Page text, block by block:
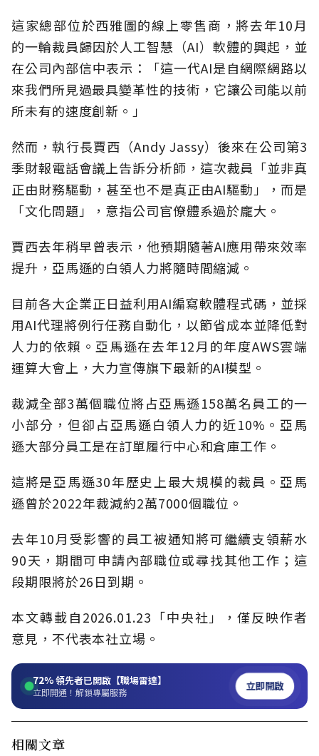
這家總部位於西雅圖的線上零售商，將去年10月
的一輪裁員歸因於人工智慧（AI）軟體的興起，並
在公司內部信中表示：「這一代AI是自網際網路以
來我們所見過最具變革性的技術，它讓公司能以前
所未有的速度創新。」
然而，執行長賈西（Andy Jassy）後來在公司第3
季財報電話會議上告訴分析師，這次裁員「並非真
正由財務驅動，甚至也不是真正由AI驅動」，而是
「文化問題」，意指公司官僚體系過於龐大。
賈西去年稍早曾表示，他預期隨著AI應用帶來效率
提升，亞馬遜的白領人力將隨時間縮減。
目前各大企業正日益利用AI編寫軟體程式碼，並採
用AI代理將例行任務自動化，以節省成本並降低對
人力的依賴。亞馬遜在去年12月的年度AWS雲端
運算大會上，大力宣傳旗下最新的AI模型。
裁減全部3萬個職位將占亞馬遜158萬名員工的一
小部分，但卻占亞馬遜白領人力的近10%。亞馬
遜大部分員工是在訂單履行中心和倉庫工作。
這將是亞馬遜30年歷史上最大規模的裁員。亞馬
遜曾於2022年裁減約2萬7000個職位。
去年10月受影響的員工被通知將可繼續支領薪水
90天，期間可申請內部職位或尋找其他工作；這
段期限將於26日到期。
本文轉載自2026.01.23「中央社」，僅反映作者
意見，不代表本社立場。
72%領先者已開啟【職場雷達】
立即開通！解鎖專屬服務 立即開啟
相關文章